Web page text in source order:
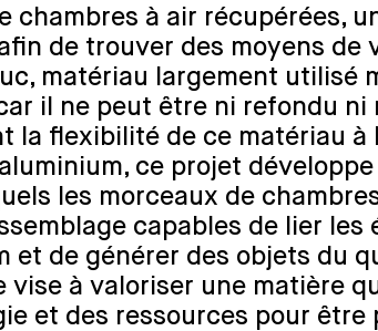
chambres à air récupérées,
de trouver des moyens de
matériau largement utilisé
il ne peut être ni refondu ni
la flexibilité de ce matériau à
ce projet
les morceaux de
capables de lier les
et de générer des objets du
vise à valoriser une matière
et des ressources pour être